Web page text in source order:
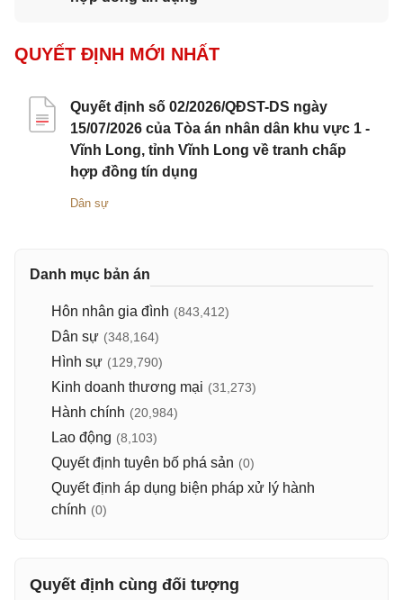
QUYẾT ĐỊNH MỚI NHẤT
Quyết định số 02/2026/QĐST-DS ngày
15/07/2026 của Tòa án nhân dân khu vực 1 -
Vĩnh Long, tỉnh Vĩnh Long về tranh chấp
hợp đồng tín dụng
Dân sự
Danh mục bản án
Hôn nhân gia đình (843,412)
Dân sự (348,164)
Hình sự (129,790)
Kinh doanh thương mại (31,273)
Hành chính (20,984)
Lao động (8,103)
Quyết định tuyên bố phá sản (0)
Quyết định áp dụng biện pháp xử lý hành
chính (0)
Quyết định cùng đối tượng